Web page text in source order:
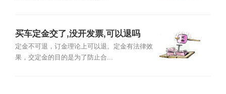
买车定金交了,没开发票,可以退吗
定金不可退，订金理论上可以退。定金有法律效
果，交定金的目的是为了防止合...